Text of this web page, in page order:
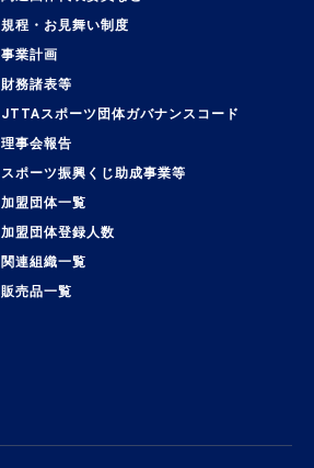
規程・お見舞い制度
事業計画
財務諸表等
JTTAスポーツ団体ガバナンスコード
理事会報告
スポーツ振興くじ助成事業等
加盟団体一覧
加盟団体登録人数
関連組織一覧
販売品一覧